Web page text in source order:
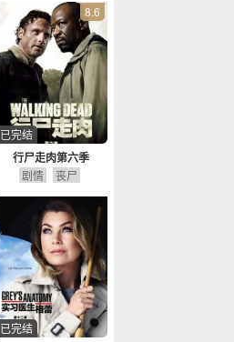
行尸走肉第六季
8.6
已完结
剧情 丧尸
已完结